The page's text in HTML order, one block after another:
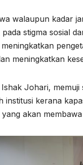
walaupun kadar
stigma sosial
meningkatkan
Johari,
institusi kerana
akan